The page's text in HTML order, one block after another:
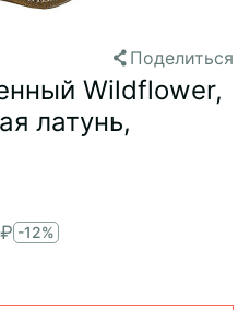
Поделиться
Wildflower,
латунь,
₽ -12%